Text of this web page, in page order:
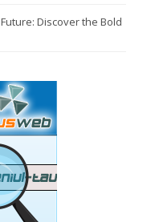
Discover the Bold